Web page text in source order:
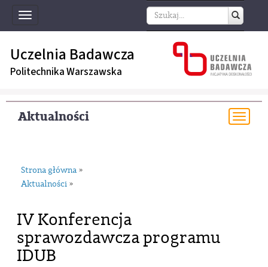
Toggle
navigation
Uczelnia Badawcza
Politechnika Warszawska
Aktualności
Strona główna »
Aktualności »
IV Konferencja
sprawozdawcza programu
IDUB